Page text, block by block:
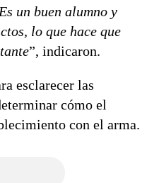
un buen alumno y
lo que hace que
”, indicaron.
esclarecer las
cómo el
con el arma.